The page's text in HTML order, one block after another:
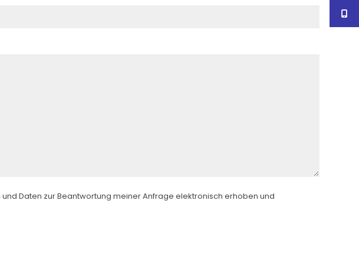
Daten zur Beantwortung meiner Anfrage elektronisch erhoben und